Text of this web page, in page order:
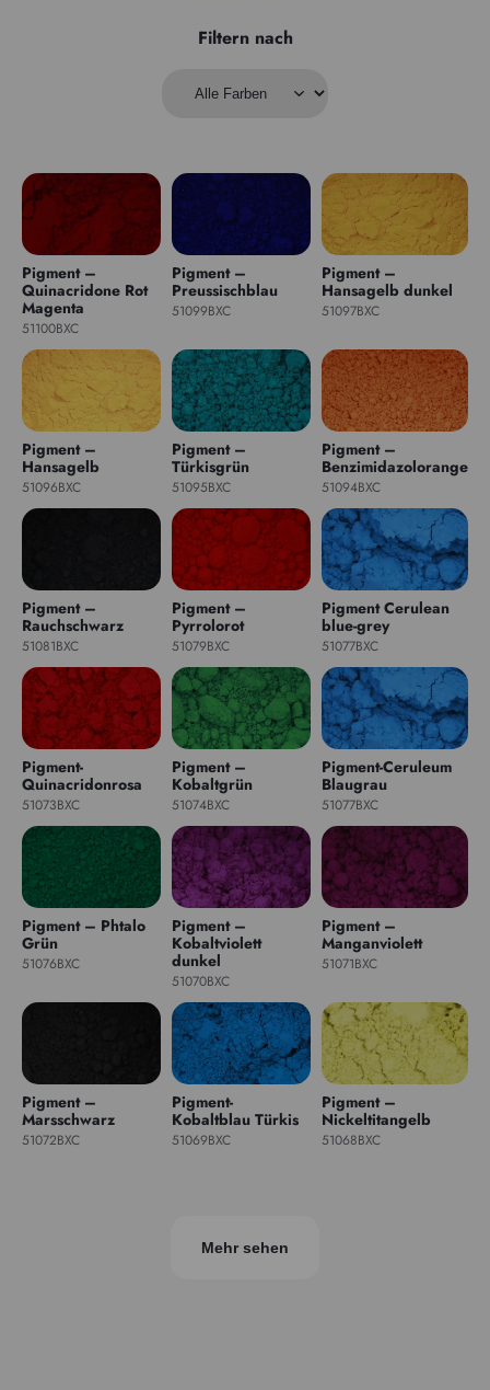
Filtern nach
Pigment –
Quinacridone Rot
Magenta
51100BXC
Pigment –
Preussischblau
51099BXC
Pigment –
Hansagelb dunkel
51097BXC
Pigment –
Hansagelb
51096BXC
Pigment –
Türkisgrün
51095BXC
Pigment –
Benzimidazolorange
51094BXC
Pigment –
Rauchschwarz
51081BXC
Pigment –
Pyrrolorot
51079BXC
Pigment Cerulean
blue-grey
51077BXC
Pigment-
Quinacridonrosa
51073BXC
Pigment –
Kobaltgrün
51074BXC
Pigment-Ceruleum
Blaugrau
51077BXC
Pigment – Phtalo
Grün
51076BXC
Pigment –
Kobaltviolett
dunkel
51070BXC
Pigment –
Manganviolett
51071BXC
Pigment –
Marsschwarz
51072BXC
Pigment-
Kobaltblau Türkis
51069BXC
Pigment –
Nickeltitangelb
51068BXC
Mehr sehen